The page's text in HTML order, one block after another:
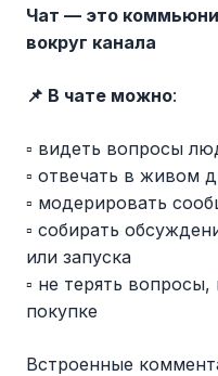
Чат — это
вокруг канала
📌 В чате можно:
▫️ видеть вопросы
▫️ отвечать в живом
▫️ модерировать
▫️ собирать
или запуска
▫️ не терять
покупке
Встроенные